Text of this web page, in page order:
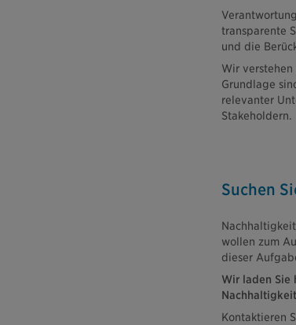
transparente
und die
Wir
Grundlage
relevanter
Stakeholdern.
Suchen
wollen zum
dieser
Wir laden Sie
Kontaktieren